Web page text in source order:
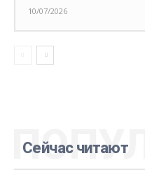
10/07/2026
Сейчас читают